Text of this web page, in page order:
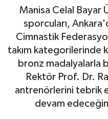
Manisa Celal Bayar
sporcuları,
Cimnastik
takım kategorilerinde
bronz madalyalarla
Rektör Prof. Dr.
antrenörlerini tebrik
devam
Haber Arşivi